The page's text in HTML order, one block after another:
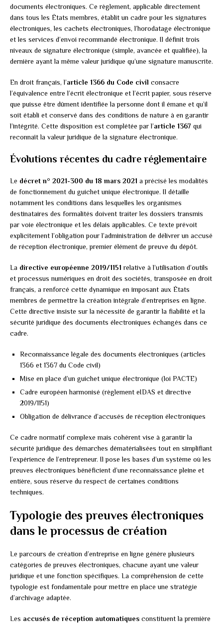
documents électroniques. Ce règlement, applicable directement
dans tous les États membres, établit un cadre pour les signatures
électroniques, les cachets électroniques, l’horodatage électronique
et les services d’envoi recommandé électronique. Il définit trois
niveaux de signature électronique (simple, avancée et qualifiée), la
dernière ayant la même valeur juridique qu’une signature manuscrite.
En droit français, l’article 1366 du Code civil consacre
l’équivalence entre l’écrit électronique et l’écrit papier, sous réserve
que puisse être dûment identifiée la personne dont il émane et qu’il
soit établi et conservé dans des conditions de nature à en garantir
l’intégrité. Cette disposition est complétée par l’article 1367 qui
reconnaît la valeur juridique de la signature électronique.
Évolutions récentes du cadre réglementaire
Le décret n° 2021-300 du 18 mars 2021 a précisé les modalités
de fonctionnement du guichet unique électronique. Il détaille
notamment les conditions dans lesquelles les organismes
destinataires des formalités doivent traiter les dossiers transmis
par voie électronique et les délais applicables. Ce texte prévoit
explicitement l’obligation pour l’administration de délivrer un accusé
de réception électronique, premier élément de preuve du dépôt.
La directive européenne 2019/1151 relative à l’utilisation d’outils
et processus numériques en droit des sociétés, transposée en droit
français, a renforcé cette dynamique en imposant aux États
membres de permettre la création intégrale d’entreprises en ligne.
Cette directive insiste sur la nécessité de garantir la fiabilité et la
sécurité juridique des documents électroniques échangés dans ce
cadre.
Reconnaissance légale des documents électroniques (articles
1366 et 1367 du Code civil)
Mise en place d’un guichet unique électronique (loi PACTE)
Cadre européen harmonisé (règlement eIDAS et directive
2019/1151)
Obligation de délivrance d’accusés de réception électroniques
Ce cadre normatif complexe mais cohérent vise à garantir la
sécurité juridique des démarches dématérialisées tout en simplifiant
l’expérience de l’entrepreneur. Il pose les bases d’un système où les
preuves électroniques bénéficient d’une reconnaissance pleine et
entière, sous réserve du respect de certaines conditions
techniques.
Typologie des preuves électroniques
dans le processus de création
Le parcours de création d’entreprise en ligne génère plusieurs
catégories de preuves électroniques, chacune ayant une valeur
juridique et une fonction spécifiques. La compréhension de cette
typologie est fondamentale pour mettre en place une stratégie
d’archivage adaptée.
Les accusés de réception automatiques constituent la première